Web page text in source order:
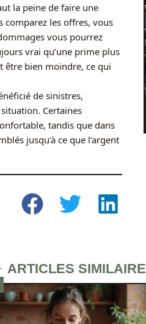
la peine de faire une
comparez les offres, vous
vous pourrez
vrai qu’une prime plus
être bien moindre, ce qui
de sinistres,
Certaines
tandis que dans
jusqu’à ce que l’argent
ARTICLES SIMILAIRE